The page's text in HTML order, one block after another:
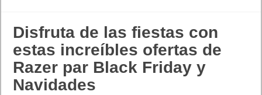
Disfruta de las fiestas con
estas increíbles ofertas de
Razer par Black Friday y
Navidades